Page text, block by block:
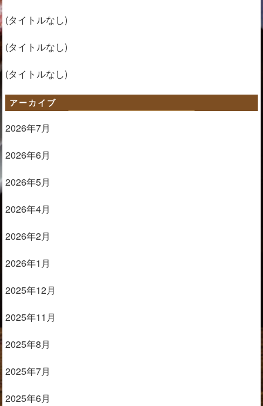
(タイトルなし)
(タイトルなし)
(タイトルなし)
アーカイブ
2026年7月
2026年6月
2026年5月
2026年4月
2026年2月
2026年1月
2025年12月
2025年11月
2025年8月
2025年7月
2025年6月